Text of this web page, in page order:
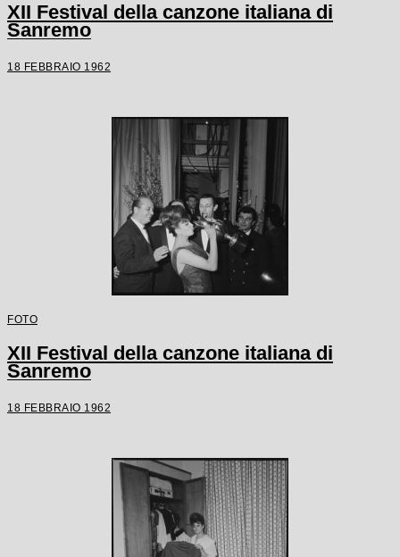
XII Festival della canzone italiana di
Sanremo
18 FEBBRAIO 1962
FOTO
XII Festival della canzone italiana di
Sanremo
18 FEBBRAIO 1962